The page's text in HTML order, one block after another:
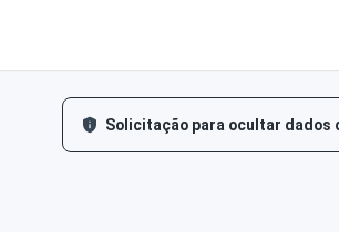
Solicitação para ocultar dados